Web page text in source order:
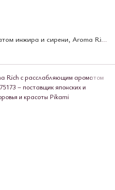
Кондиионер для белья с ароматом инжира и сирени, Aroma Rich Fresh & Refreshing, Lion, 1300 мл (375203)